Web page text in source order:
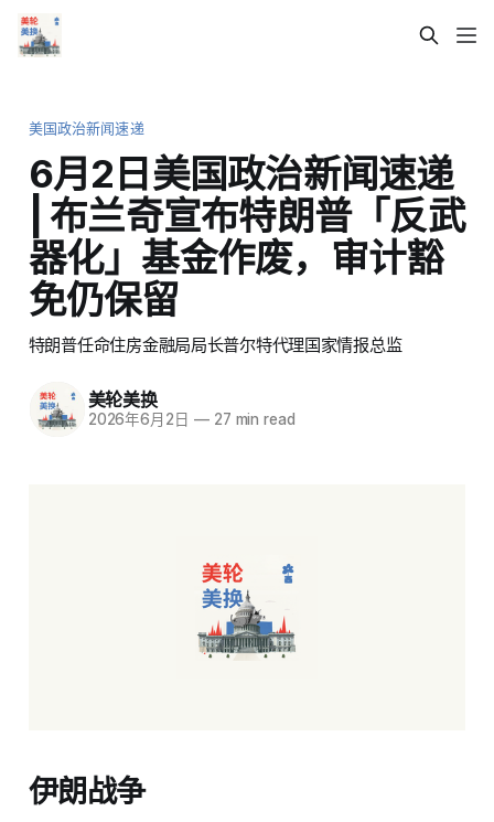
美国政治新闻速递
6月2日美国政治新闻速递
| 布兰奇宣布特朗普「反武
器化」基金作废，审计豁
免仍保留
特朗普任命住房金融局局长普尔特代理国家情报总监
美轮美换
2026年6月2日 —27 min read
伊朗战争